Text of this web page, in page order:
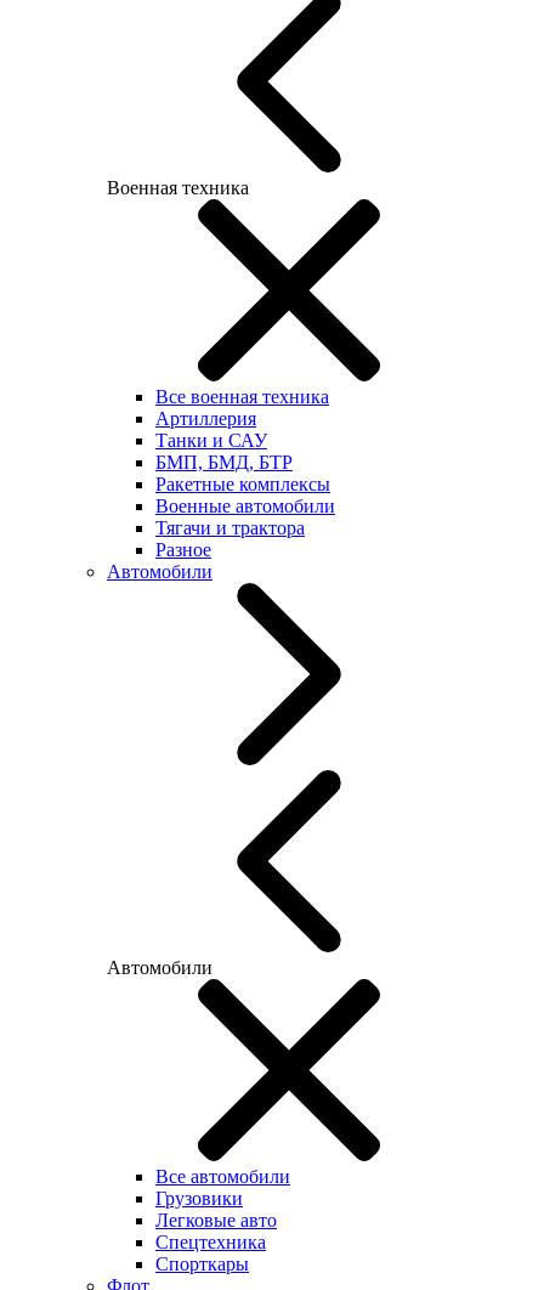
Военная техника
Все военная техника
Артиллерия
Танки и САУ
БМП, БМД, БТР
Ракетные комплексы
Военные автомобили
Тягачи и трактора
Разное
Автомобили
Автомобили
Все автомобили
Грузовики
Легковые авто
Спецтехника
Спорткары
Флот